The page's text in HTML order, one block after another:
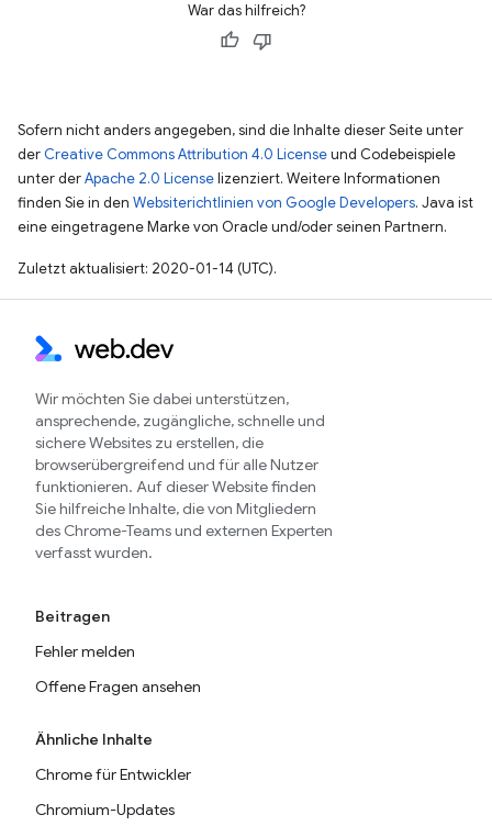
War das hilfreich?
Sofern nicht anders angegeben, sind die Inhalte dieser Seite unter
der Creative Commons Attribution 4.0 Licenseund Codebeispiele
unter derApache 2.0 Licenselizenziert. Weitere Informationen
finden Sie in den Websiterichtlinien von Google Developers. Java ist
eine eingetragene Marke von Oracle und/oder seinen Partnern.
Zuletzt aktualisiert: 2020-01-14 (UTC).
Wir möchten Sie dabei unterstützen,
ansprechende, zugängliche, schnelle und
sichere Websites zu erstellen, die
browserübergreifend und für alle Nutzer
funktionieren. Auf dieser Website finden
Sie hilfreiche Inhalte, die von Mitgliedern
des Chrome-Teams und externen Experten
verfasst wurden.
Beitragen
Fehler melden
Offene Fragen ansehen
Ähnliche Inhalte
Chrome für Entwickler
Chromium-Updates